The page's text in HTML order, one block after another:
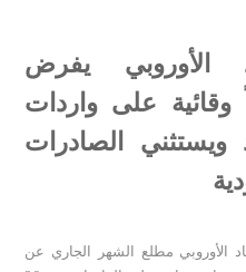
الأوروبي يفرض
وقائية على واردات
ويستثني الصادرات
الأوروبي مطلع الشهر الجاري عن